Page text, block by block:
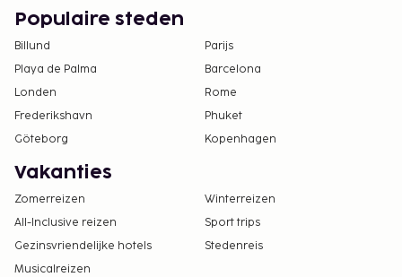
Populaire steden
Billund
Parijs
Playa de Palma
Barcelona
Londen
Rome
Frederikshavn
Phuket
Göteborg
Kopenhagen
Vakanties
Zomerreizen
Winterreizen
All-Inclusive reizen
Sport trips
Gezinsvriendelijke hotels
Stedenreis
Musicalreizen